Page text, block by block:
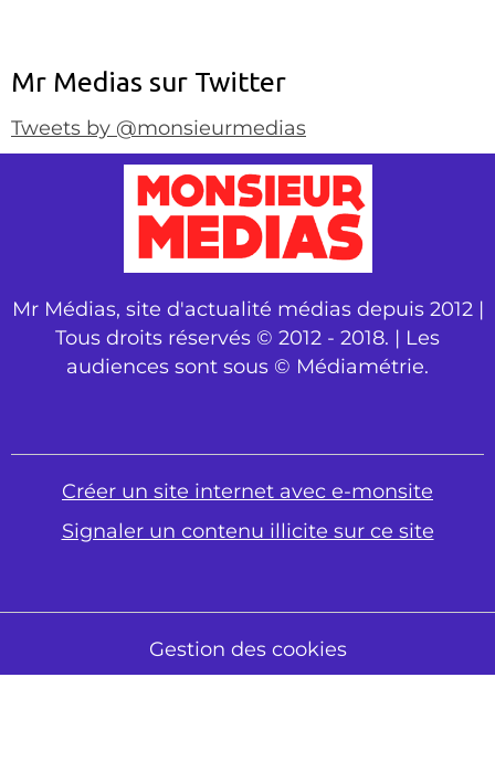
Mr Medias sur Twitter
Tweets by @monsieurmedias
Mr Médias, site d'actualité médias depuis 2012 |
Tous droits réservés © 2012 - 2018. | Les
audiences sont sous © Médiamétrie.
Créer un site internet avec e-monsite
Signaler un contenu illicite sur ce site
Gestion des cookies